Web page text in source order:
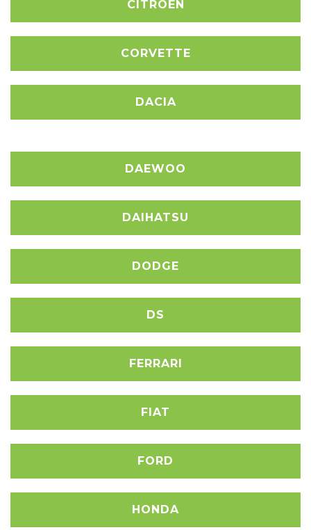
CITROEN
CORVETTE
DACIA
DAEWOO
DAIHATSU
DODGE
DS
FERRARI
FIAT
FORD
HONDA